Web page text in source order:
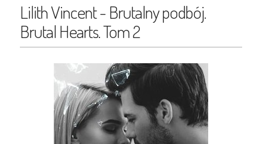
Lilith Vincent - Brutalny podbój.
Brutal Hearts. Tom 2